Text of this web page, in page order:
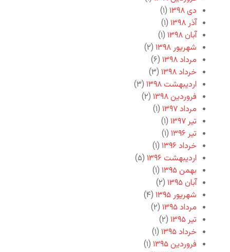
دی ۱۳۹۸
(۱)
آذر ۱۳۹۸
(۱)
آبان ۱۳۹۸
(۱)
شهریور ۱۳۹۸
(۲)
مرداد ۱۳۹۸
(۶)
خرداد ۱۳۹۸
(۳)
اردیبهشت ۱۳۹۸
(۳)
فروردین ۱۳۹۸
(۲)
مرداد ۱۳۹۷
(۱)
تیر ۱۳۹۷
(۱)
تیر ۱۳۹۶
(۱)
خرداد ۱۳۹۶
(۱)
اردیبهشت ۱۳۹۶
(۵)
بهمن ۱۳۹۵
(۱)
آبان ۱۳۹۵
(۲)
شهریور ۱۳۹۵
(۴)
مرداد ۱۳۹۵
(۲)
تیر ۱۳۹۵
(۲)
خرداد ۱۳۹۵
(۱)
فروردین ۱۳۹۵
(۱)